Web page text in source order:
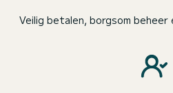
Veilig betalen, borgsom